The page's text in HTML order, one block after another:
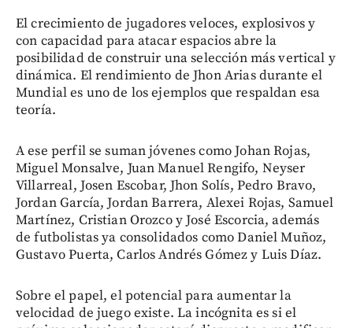
El crecimiento de jugadores veloces, explosivos y
con capacidad para atacar espacios abre la
posibilidad de construir una selección más vertical y
dinámica. El rendimiento de Jhon Arias durante el
Mundial es uno de los ejemplos que respaldan esa
teoría.
A ese perfil se suman jóvenes como Johan Rojas,
Miguel Monsalve, Juan Manuel Rengifo, Neyser
Villarreal, Josen Escobar, Jhon Solís, Pedro Bravo,
Jordan García, Jordan Barrera, Alexei Rojas, Samuel
Martínez, Cristian Orozco y José Escorcia, además
de futbolistas ya consolidados como Daniel Muñoz,
Gustavo Puerta, Carlos Andrés Gómez y Luis Díaz.
Sobre el papel, el potencial para aumentar la
velocidad de juego existe. La incógnita es si el